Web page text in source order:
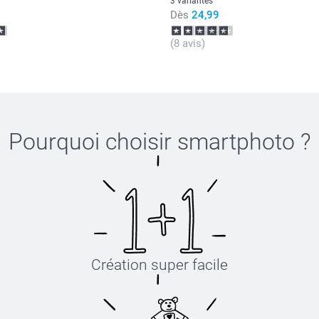
Cliquez ici
Dès 24,99
(8 avis)
Pourquoi choisir smartphoto ?
Création super facile